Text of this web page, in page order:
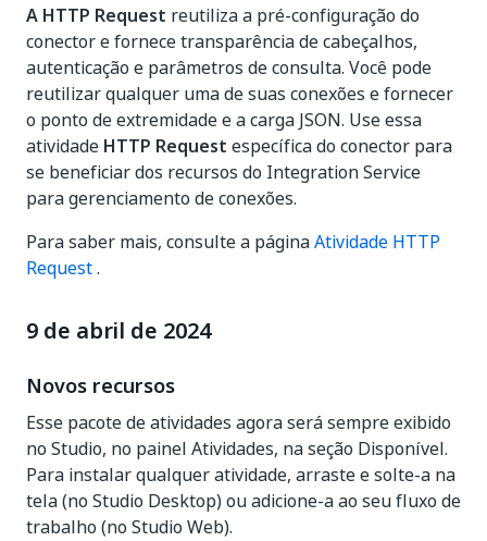
A HTTP Request reutiliza a pré-configuração do
conector e fornece transparência de cabeçalhos,
autenticação e parâmetros de consulta. Você pode
reutilizar qualquer uma de suas conexões e fornecer
o ponto de extremidade e a carga JSON. Use essa
atividade HTTP Request específica do conector para
se beneficiar dos recursos do Integration Service
para gerenciamento de conexões.
Para saber mais, consulte a páginaAtividade HTTP
Request.
9 de abril de 2024
Novos recursos
Esse pacote de atividades agora será sempre exibido
no Studio, no painel Atividades, na seção Disponível.
Para instalar qualquer atividade, arraste e solte-a na
tela (no Studio Desktop) ou adicione-a ao seu fluxo de
trabalho (no Studio Web).